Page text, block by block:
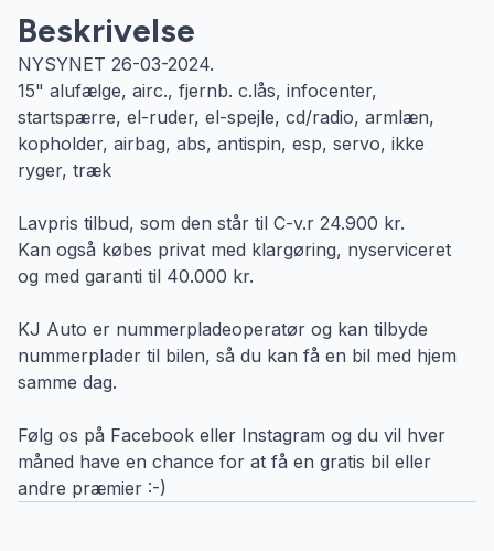
Beskrivelse
NYSYNET 26-03-2024.
15" alufælge, airc., fjernb. c.lås, infocenter,
startspærre, el-ruder, el-spejle, cd/radio, armlæn,
kopholder, airbag, abs, antispin, esp, servo, ikke
ryger, træk
Lavpris tilbud, som den står til C-v.r 24.900 kr.
Kan også købes privat med klargøring, nyserviceret
og med garanti til 40.000 kr.
KJ Auto er nummerpladeoperatør og kan tilbyde
nummerplader til bilen, så du kan få en bil med hjem
samme dag.
Følg os på Facebook eller Instagram og du vil hver
måned have en chance for at få en gratis bil eller
andre præmier :-)